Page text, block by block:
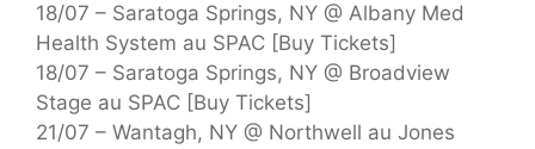
18/07 – Saratoga Springs, NY @ Albany Med
Health System au SPAC [Buy Tickets]
18/07 – Saratoga Springs, NY @ Broadview
Stage au SPAC [Buy Tickets]
21/07 – Wantagh, NY @ Northwell au Jones